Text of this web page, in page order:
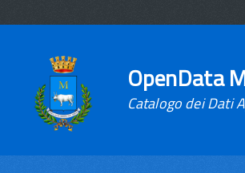
OpenData
Catalogo dei Dati